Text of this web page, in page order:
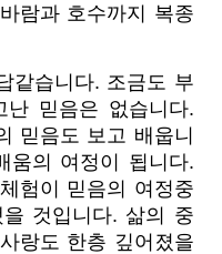
람과 호수까지 복종
같습니다. 조금도 부
난 믿음은 없습니다.
믿음도 보고 배웁니
움의 여정이 됩니다.
험이 믿음의 여정중
것입니다. 삶의 중
랑도 한층 깊어졌을